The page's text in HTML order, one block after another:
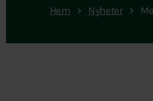
Hem Nyheter